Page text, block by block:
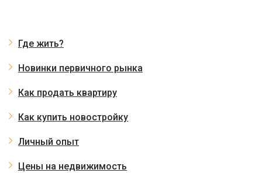
Где жить?
Новинки первичного рынка
Как продать квартиру
Как купить новостройку
Личный опыт
Цены на недвижимость